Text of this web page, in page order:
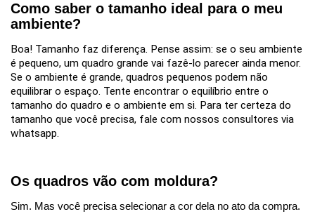
Como saber o tamanho ideal para o meu
ambiente?
Boa! Tamanho faz diferença. Pense assim: se o seu ambiente
é pequeno, um quadro grande vai fazê-lo parecer ainda menor.
Se o ambiente é grande, quadros pequenos podem não
equilibrar o espaço. Tente encontrar o equilíbrio entre o
tamanho do quadro e o ambiente em si. Para ter certeza do
tamanho que você precisa, fale com nossos consultores via
whatsapp.
Os quadros vão com moldura?
Sim. Mas você precisa selecionar a cor dela no ato da compra.